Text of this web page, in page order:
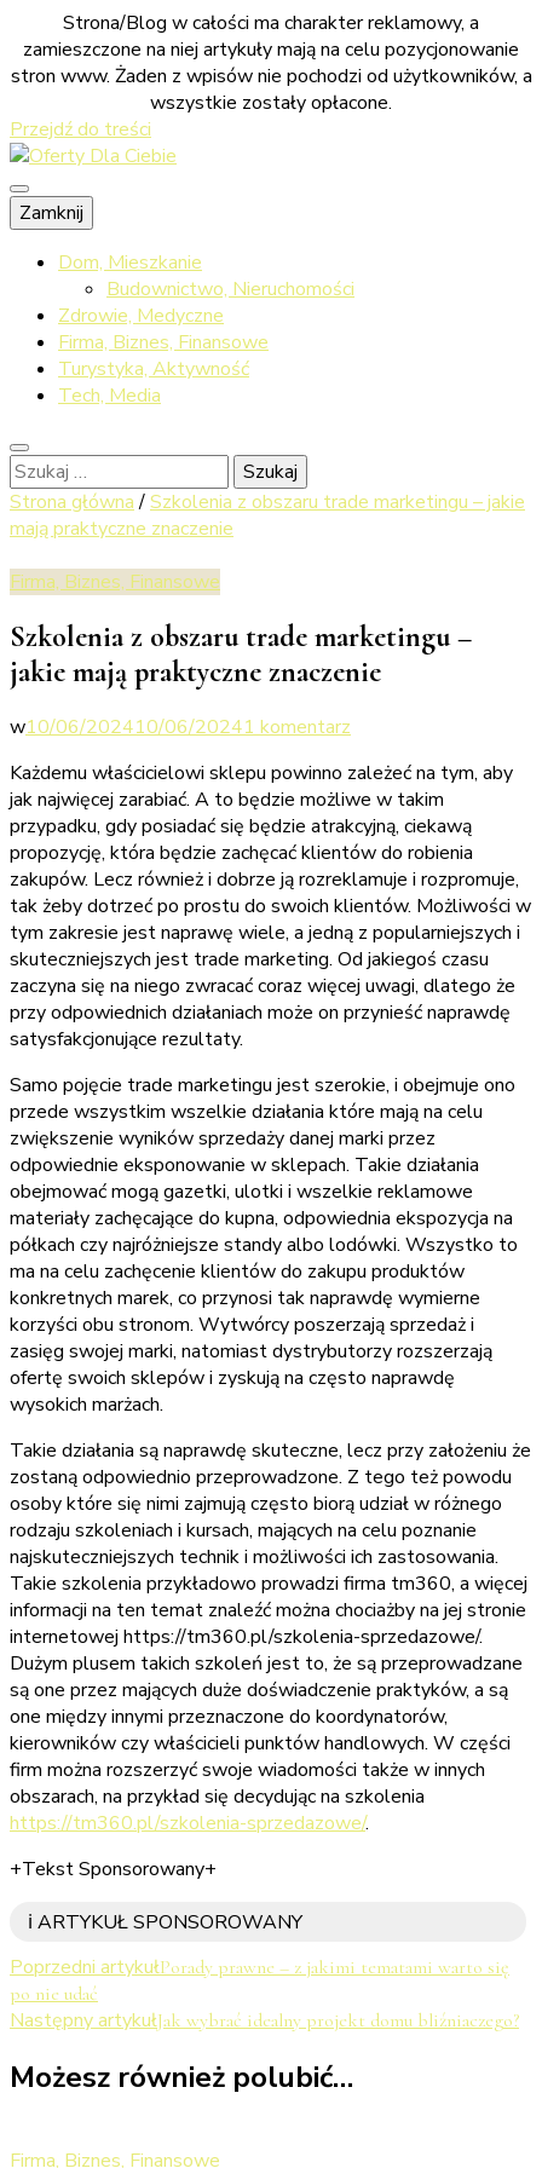
Strona/Blog w całości ma charakter reklamowy, a
zamieszczone na niej artykuły mają na celu pozycjonowanie
stron www. Żaden z wpisów nie pochodzi od użytkowników, a
wszystkie zostały opłacone.
Przejdź do treści
Oferty Dla
Ciebie
Sprawdź co dla ciebie przygotowaliśmy
Zamknij
Dom, Mieszkanie
Budownictwo, Nieruchomości
Zdrowie, Medyczne
Firma, Biznes, Finansowe
Turystyka, Aktywność
Tech, Media
Szukaj:
Strona główna /Szkolenia z obszaru trade marketingu – jakie
mają praktyczne znaczenie
Firma, Biznes, Finansowe
Szkolenia z obszaru trade marketingu –
jakie mają praktyczne znaczenie
w10/06/202410/06/20241 komentarz
z
obszaru
trade
marketingu
–
jakie
mają
praktyczne
znaczenie
Każdemu właścicielowi sklepu powinno zależeć na tym, aby
jak najwięcej zarabiać. A to będzie możliwe w takim
przypadku, gdy posiadać się będzie atrakcyjną, ciekawą
propozycję, która będzie zachęcać klientów do robienia
zakupów. Lecz również i dobrze ją rozreklamuje i rozpromuje,
tak żeby dotrzeć po prostu do swoich klientów. Możliwości w
tym zakresie jest naprawę wiele, a jedną z popularniejszych i
skuteczniejszych jest trade marketing. Od jakiegoś czasu
zaczyna się na niego zwracać coraz więcej uwagi, dlatego że
przy odpowiednich działaniach może on przynieść naprawdę
satysfakcjonujące rezultaty.
Samo pojęcie trade marketingu jest szerokie, i obejmuje ono
przede wszystkim wszelkie działania które mają na celu
zwiększenie wyników sprzedaży danej marki przez
odpowiednie eksponowanie w sklepach. Takie działania
obejmować mogą gazetki, ulotki i wszelkie reklamowe
materiały zachęcające do kupna, odpowiednia ekspozycja na
półkach czy najróżniejsze standy albo lodówki. Wszystko to
ma na celu zachęcenie klientów do zakupu produktów
konkretnych marek, co przynosi tak naprawdę wymierne
korzyści obu stronom. Wytwórcy poszerzają sprzedaż i
zasięg swojej marki, natomiast dystrybutorzy rozszerzają
ofertę swoich sklepów i zyskują na często naprawdę
wysokich marżach.
Takie działania są naprawdę skuteczne, lecz przy założeniu że
zostaną odpowiednio przeprowadzone. Z tego też powodu
osoby które się nimi zajmują często biorą udział w różnego
rodzaju szkoleniach i kursach, mających na celu poznanie
najskuteczniejszych technik i możliwości ich zastosowania.
Takie szkolenia przykładowo prowadzi firma tm360, a więcej
informacji na ten temat znaleźć można chociażby na jej stronie
internetowej https://tm360.pl/szkolenia-sprzedazowe/.
Dużym plusem takich szkoleń jest to, że są przeprowadzane
są one przez mających duże doświadczenie praktyków, a są
one między innymi przeznaczone do koordynatorów,
kierowników czy właścicieli punktów handlowych. W części
firm można rozszerzyć swoje wiadomości także w innych
obszarach, na przykład się decydując na szkolenia
https://tm360.pl/szkolenia-sprzedazowe/.
+Tekst Sponsorowany+
ℹ️ ARTYKUŁ SPONSOROWANY
Nawigacja
wpisu
Poprzedni artykułPorady prawne – z jakimi tematami warto się
po nie udać
Następny artykułJak wybrać idealny projekt domu bliźniaczego?
Możesz również polubić…
Firma, Biznes, Finansowe